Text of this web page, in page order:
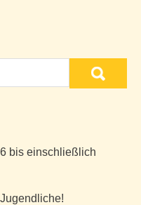
bis einschließlich